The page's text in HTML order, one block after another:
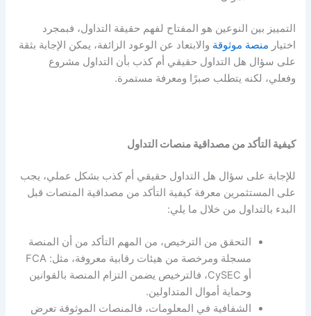
التمييز بين النوعين هو المفتاح لفهم حقيقة التداول، فبمجرد
اختيارمنصة موثوقةوالابتعاد عن الوعود الزائفة، يمكن الإجابة بثقة
على سؤال هل التداول حقيقي أم كذببأن التداول مشروع
وفعلي، لكنه يتطلب صبرًا ومعرفة مستمرة.
كيفية التأكد من مصداقية منصات التداول
للإجابة على سؤال هل التداول حقيقي أم كذببشكل عملي، يجب
على المستثمرين معرفة كيفية التأكد من مصداقية المنصات قبل
البدء بالتداول من خلال ما يلي:
التحقق من الترخيص، من المهم التأكد من أن المنصة
مسجلة ومرخصة من هيئات رقابية معروفة، مثل: FCA
أو CySEC، فالترخيص يضمن التزام المنصة بالقوانين
وحماية أموال المتداولين.
الشفافية في المعلومات، فالمنصات الموثوقة تعرض